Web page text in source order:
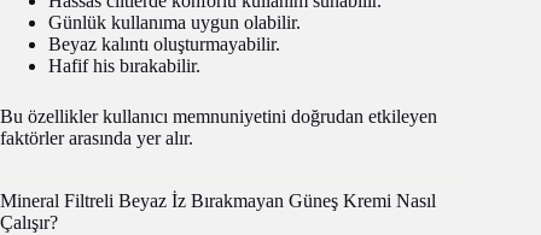
Günlük kullanıma uygun olabilir.
Beyaz kalıntı oluşturmayabilir.
Hafif his bırakabilir.
Bu özellikler kullanıcı memnuniyetini doğrudan etkileyen
faktörler arasında yer alır.
Mineral Filtreli Beyaz İz Bırakmayan Güneş Kremi Nasıl
Çalışır?